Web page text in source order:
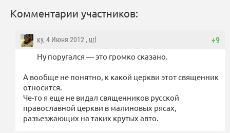
Комментарии участников:
+9
ку, 4 Июня 2012 , url
Ну поругался — это громко сказано.
А вообще не понятно, к какой церкви этот священник
относится.
Че-то я еще не видал священников русской
православной церкви в малиновых рясах,
разъезжающих на таких крутых авто.